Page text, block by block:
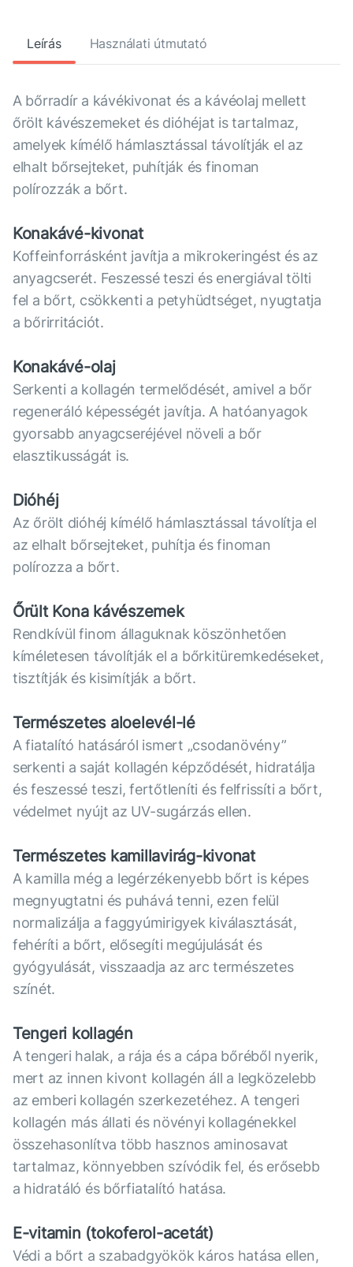
Leírás Használati útmutató
A bőrradír a kávékivonat és a kávéolaj mellett
őrölt kávészemeket és dióhéjat is tartalmaz,
amelyek kímélő hámlasztással távolítják el az
elhalt bőrsejteket, puhítják és finoman
polírozzák a bőrt.
Konakávé-kivonat
Koffeinforrásként javítja a mikrokeringést és az
anyagcserét. Feszessé teszi és energiával tölti
fel a bőrt, csökkenti a petyhüdtséget, nyugtatja
a bőrirritációt.
Konakávé-olaj
Serkenti a kollagén termelődését, amivel a bőr
regeneráló képességét javítja. A hatóanyagok
gyorsabb anyagcseréjével növeli a bőr
elasztikusságát is.
Dióhéj
Az őrölt dióhéj kímélő hámlasztással távolítja el
az elhalt bőrsejteket, puhítja és finoman
polírozza a bőrt.
Őrült Kona kávészemek
Rendkívül finom állaguknak köszönhetően
kíméletesen távolítják el a bőrkitüremkedéseket,
tisztítják és kisimítják a bőrt.
Természetes aloelevél-lé
A fiatalító hatásáról ismert „csodanövény”
serkenti a saját kollagén képződését, hidratálja
és feszessé teszi, fertőtleníti és felfrissíti a bőrt,
védelmet nyújt az UV-sugárzás ellen.
Természetes kamillavirág-kivonat
A kamilla még a legérzékenyebb bőrt is képes
megnyugtatni és puhává tenni, ezen felül
normalizálja a faggyúmirigyek kiválasztását,
fehéríti a bőrt, elősegíti megújulását és
gyógyulását, visszaadja az arc természetes
színét.
Tengeri kollagén
A tengeri halak, a rája és a cápa bőréből nyerik,
mert az innen kivont kollagén áll a legközelebb
az emberi kollagén szerkezetéhez. A tengeri
kollagén más állati és növényi kollagénekkel
összehasonlítva több hasznos aminosavat
tartalmaz, könnyebben szívódik fel, és erősebb
a hidratáló és bőrfiatalító hatása.
E-vitamin (tokoferol-acetát)
Védi a bőrt a szabadgyökök káros hatása ellen,